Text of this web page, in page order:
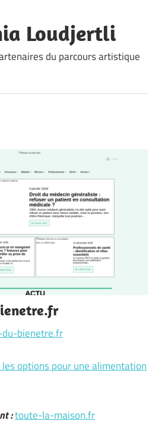
Loudjertli
du parcours artistique
bienetre.fr
options pour une alimentation
:toute-la-maison.fr